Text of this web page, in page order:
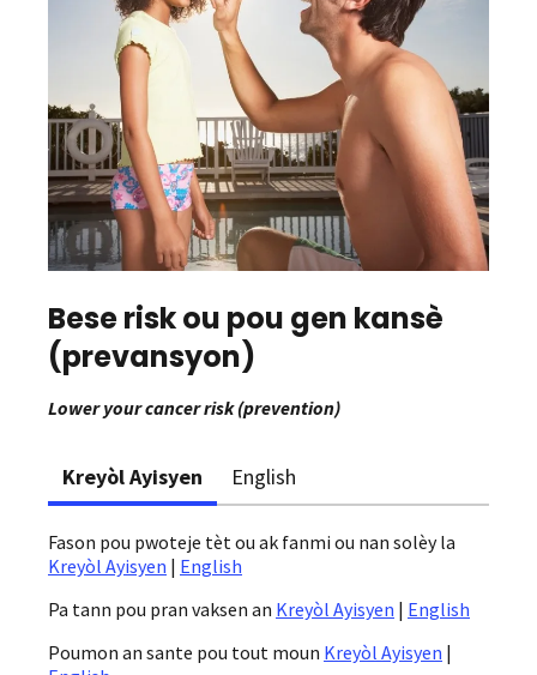
Bese risk ou pou gen kansè
(prevansyon)
Lower your cancer risk (prevention)
Kreyòl Ayisyen English
Fason pou pwoteje tèt ou ak fanmi ou nan solèy la
Kreyòl Ayisyen | English
Pa tann pou pran vaksen an Kreyòl Ayisyen | English
Poumon an sante pou tout moun Kreyòl Ayisyen |